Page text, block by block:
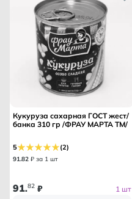
Кукуруза сахарная ГОСТ жест/
банка 310 гр /ФРАУ МАРТА ТМ/
5 (2)
91.82 ₽ за 1 шт
91.82 ₽
1 шт